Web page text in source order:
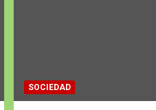
SOCIEDAD